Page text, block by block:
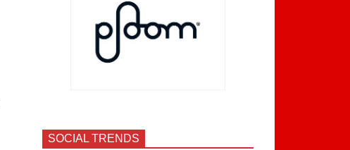
SOCIAL TRENDS